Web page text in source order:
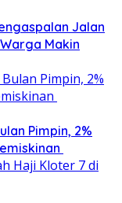
Jalan
Makin
Pimpin, 2%